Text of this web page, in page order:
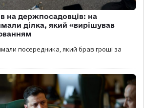
на держпосадовців: на
ділка, який «вирішував
посередника, який брав гроші за